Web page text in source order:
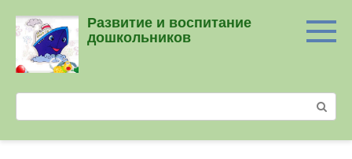
контенту
Развитие и воспитание
дошкольников